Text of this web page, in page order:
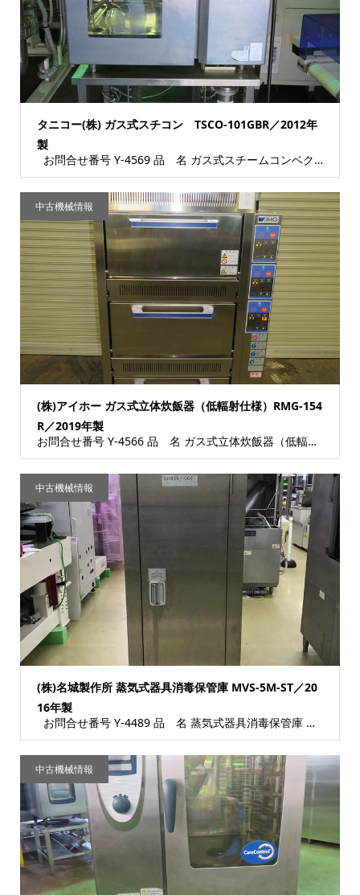
タニコー(株) ガス式スチコン TSCO-101GBR／2012年
製
お問合せ番号 Y-4569 品 名 ガス式スチームコンベクションオーブン 型 式 TS...
(株)アイホー ガス式立体炊飯器（低輻射仕様）RMG-154
R／2019年製
お問合せ番号 Y-4566 品 名 ガス式立体炊飯器（低輻射仕様）シャリプロ 型 式 RMG-154...
中古機械情報
(株)名城製作所 蒸気式器具消毒保管庫 MVS-5M-ST／20
16年製
お問合せ番号 Y-4489 品 名 蒸気式器具消毒保管庫 型 式 MVS-5M-ST ...
中古機械情報
中古機械情報